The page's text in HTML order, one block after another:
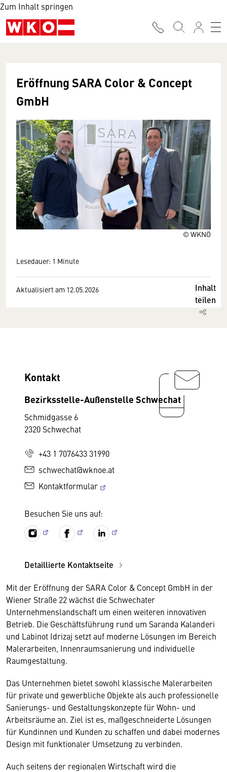
Zum Inhalt springen
© WKNÖ
Eröffnung SARA Color & Concept
GmbH
Lesedauer: 1 Minute
Aktualisiert am 12.05.2026
Inhalt
teilen
Kontakt
Bezirksstelle-Außenstelle Schwechat
Schmidgasse 6
2320 Schwechat
+43 1 7076433 31990
schwechat@wknoe.at
Kontaktformular
Besuchen Sie uns auf:
Detaillierte Kontaktseite
Mit der Eröffnung der SARA Color & Concept GmbH in der
Wiener Straße 22 wächst die Schwechater
Unternehmenslandschaft um einen weiteren innovativen
Betrieb. Die Geschäftsführung rund um Saranda Kalanderi
und Labinot Idrizaj setzt auf moderne Lösungen im Bereich
Malerarbeiten, Innenraumsanierung und individuelle
Raumgestaltung.
Das Unternehmen bietet sowohl klassische Malerarbeiten
für private und gewerbliche Objekte als auch professionelle
Sanierungs- und Gestaltungskonzepte für Wohn- und
Arbeitsräume an. Ziel ist es, maßgeschneiderte Lösungen
für Kundinnen und Kunden zu schaffen und dabei modernes
Design mit funktionaler Umsetzung zu verbinden.
Auch seitens der regionalen Wirtschaft wird die